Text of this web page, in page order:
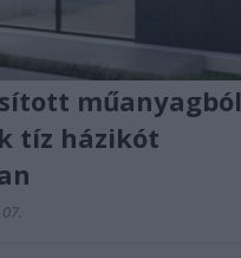
műanyagból
tíz házikót